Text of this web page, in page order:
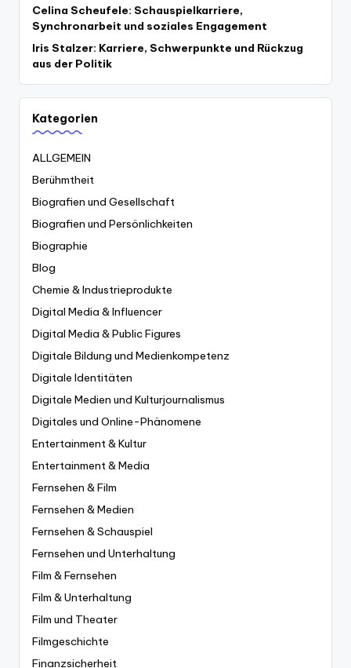
Celina Scheufele: Schauspielkarriere,
Synchronarbeit und soziales Engagement
Iris Stalzer: Karriere, Schwerpunkte und Rückzug
aus der Politik
Kategorien
ALLGEMEIN
Berühmtheit
Biografien und Gesellschaft
Biografien und Persönlichkeiten
Biographie
Blog
Chemie & Industrieprodukte
Digital Media & Influencer
Digital Media & Public Figures
Digitale Bildung und Medienkompetenz
Digitale Identitäten
Digitale Medien und Kulturjournalismus
Digitales und Online-Phänomene
Entertainment & Kultur
Entertainment & Media
Fernsehen & Film
Fernsehen & Medien
Fernsehen & Schauspiel
Fernsehen und Unterhaltung
Film & Fernsehen
Film & Unterhaltung
Film und Theater
Filmgeschichte
Finanzsicherheit